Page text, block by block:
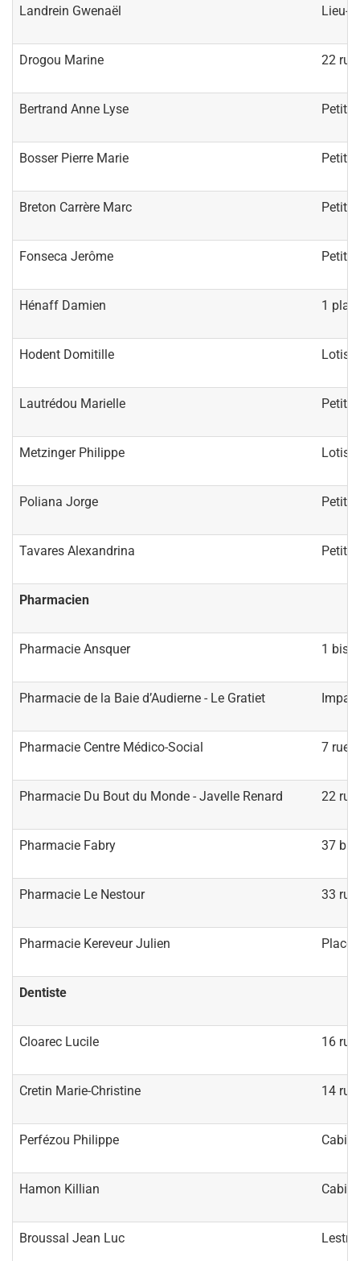
Landrein Gwenaël Lieu-
Drogou Marine 22 rue
Bertrand Anne Lyse Petit
Bosser Pierre Marie Petit
Breton Carrère Marc Petit
Fonseca Jerôme Petit
Hénaff Damien 1
Hodent Domitille
Lautrédou Marielle Petit
Metzinger Philippe
Poliana Jorge Petit
Tavares Alexandrina Petit
Pharmacien
Pharmacie Ansquer 1 bis
Pharmacie de la Baie d’Audierne - Le Gratiet
Pharmacie Centre Médico-Social 7 rue
Pharmacie Du Bout du Monde - Javelle Renard 22 rue
Pharmacie Fabry 37 bis
Pharmacie Le Nestour 33
Pharmacie Kereveur Julien Place
Dentiste
Cloarec Lucile 16
Cretin Marie-Christine 14
Perfézou Philippe
Hamon Killian
Broussal Jean Luc